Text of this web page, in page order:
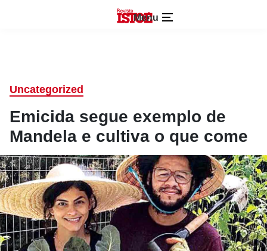
Menu
Uncategorized
Emicida segue exemplo de
Mandela e cultiva o que come